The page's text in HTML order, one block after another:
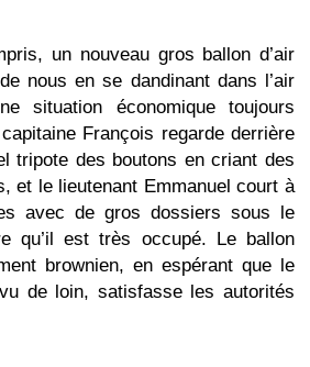
un nouveau gros ballon d’air
nous en se dandinant dans l’air
situation économique toujours
François regarde derrière
tripote des boutons en criant des
et le lieutenant Emmanuel court à
avec de gros dossiers sous le
qu’il est très occupé. Le ballon
brownien, en espérant que le
de loin, satisfasse les autorités